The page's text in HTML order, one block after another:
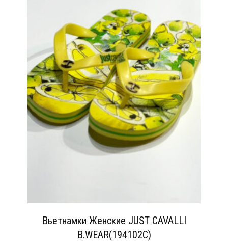
Вьетнамки Женские JUST CAVALLI
B.WEAR(194102С)